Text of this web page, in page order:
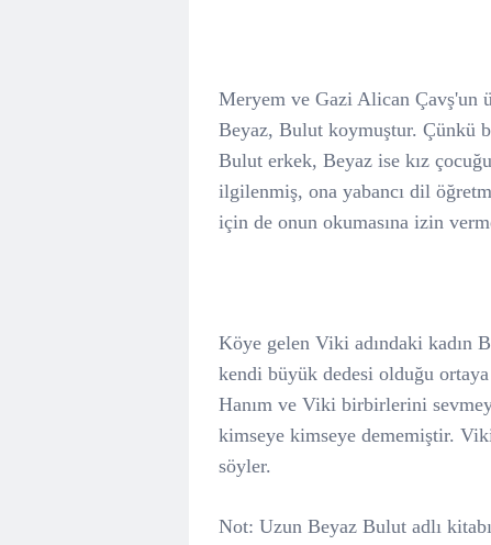
Meryem ve Gazi Alican Çavş'un
Beyaz, Bulut koymuştur. Çünkü
Bulut erkek, Beyaz ise kız
ilgilenmiş, ona yabancı dil
için de onun okumasına izin
Köye gelen Viki adındaki kadın
kendi büyük dedesi olduğu
Hanım ve Viki birbirlerini
kimseye kimseye dememiştir.
söyler.
Not: Uzun Beyaz Bulut adlı